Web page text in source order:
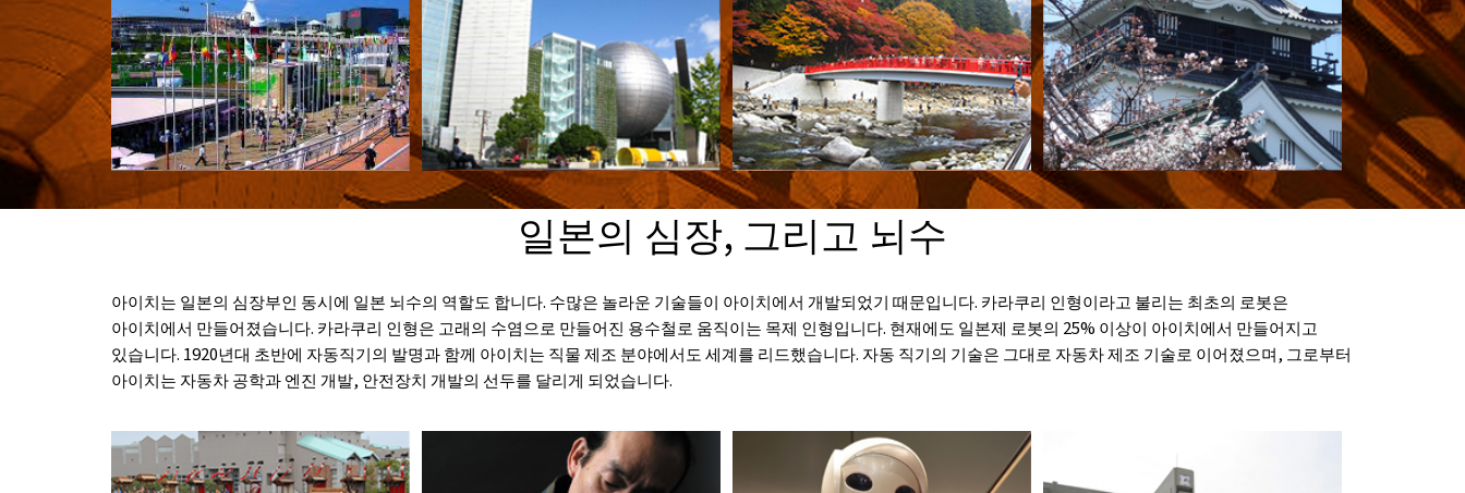
일본의 심장, 그리고 뇌수
아이치는 일본의 심장부인 동시에 일본 뇌수의 역할도 합니다. 수많은 놀라운 기술들이 아이치에서 개발되었기 때문입니다. 카라쿠리 인형이라고 불리는 최초의 로봇은
아이치에서 만들어졌습니다. 카라쿠리 인형은 고래의 수염으로 만들어진 용수철로 움직이는 목제 인형입니다. 현재에도 일본제 로봇의 25% 이상이 아이치에서 만들어지고
있습니다. 1920년대 초반에 자동직기의 발명과 함께 아이치는 직물 제조 분야에서도 세계를 리드했습니다. 자동 직기의 기술은 그대로 자동차 제조 기술로 이어졌으며, 그로부터
아이치는 자동차 공학과 엔진 개발, 안전장치 개발의 선두를 달리게 되었습니다.